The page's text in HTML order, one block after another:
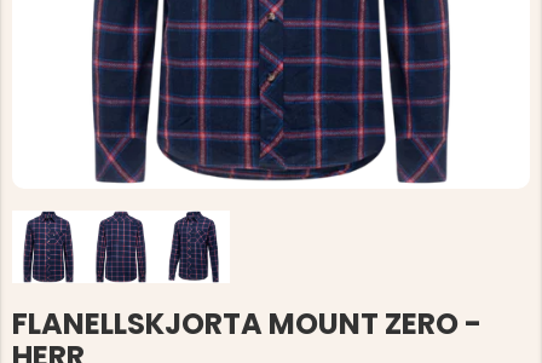
FLANELLSKJORTA MOUNT ZERO -